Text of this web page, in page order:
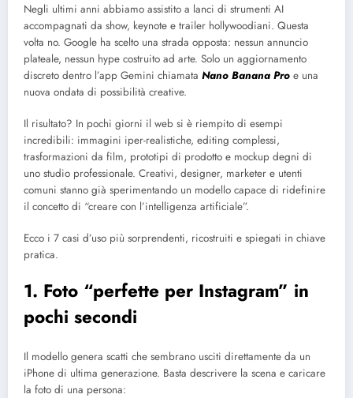
Negli ultimi anni abbiamo assistito a lanci di strumenti AI
accompagnati da show, keynote e trailer hollywoodiani. Questa
volta no. Google ha scelto una strada opposta: nessun annuncio
plateale, nessun hype costruito ad arte. Solo un aggiornamento
discreto dentro l’app Gemini chiamata Nano Banana Pro e una
nuova ondata di possibilità creative.
Il risultato? In pochi giorni il web si è riempito di esempi
incredibili: immagini iper-realistiche, editing complessi,
trasformazioni da film, prototipi di prodotto e mockup degni di
uno studio professionale. Creativi, designer, marketer e utenti
comuni stanno già sperimentando un modello capace di ridefinire
il concetto di “creare con l’intelligenza artificiale”.
Ecco i 7 casi d’uso più sorprendenti, ricostruiti e spiegati in chiave
pratica.
1. Foto “perfette per Instagram” in
pochi secondi
Il modello genera scatti che sembrano usciti direttamente da un
iPhone di ultima generazione. Basta descrivere la scena e caricare
la foto di una persona: